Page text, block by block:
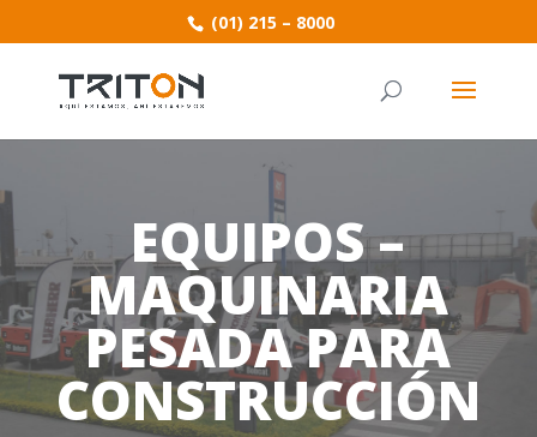
(01) 215 – 8000
EQUIPOS –
MAQUINARIA
PESADA PARA
CONSTRUCCIÓN